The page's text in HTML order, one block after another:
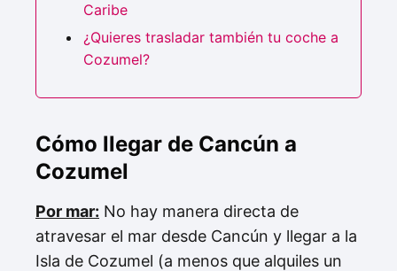
Caribe
¿Quieres trasladar también tu coche a
Cozumel?
Cómo llegar de Cancún a
Cozumel
Por mar: No hay manera directa de
atravesar el mar desde Cancún y llegar a la
Isla de Cozumel (a menos que alquiles un